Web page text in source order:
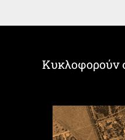
Κυκλοφορούν